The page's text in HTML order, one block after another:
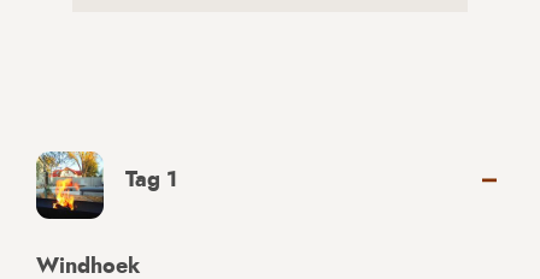
Tag 1
Windhoek